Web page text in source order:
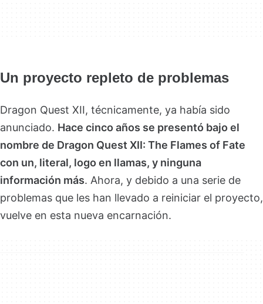
Un proyecto repleto de problemas
Dragon Quest XII, técnicamente, ya había sido
anunciado. Hace cinco años se presentó bajo el
nombre de Dragon Quest XII: The Flames of Fate
con un, literal, logo en llamas, y ninguna
información más. Ahora, y debido a una serie de
problemas que les han llevado a reiniciar el proyecto,
vuelve en esta nueva encarnación.